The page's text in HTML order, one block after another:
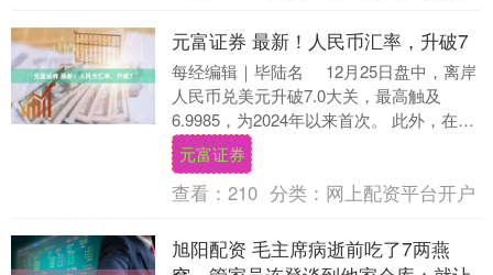
元富证券 最新！人民币汇率，升破7
每经编辑｜毕陆名 12月25日盘中，离岸
人民币兑美元升破7.0大关，最高触及
6.9985，为2024年以来首次。 此外，在岸
人民币兑美元升破7.01关口....
元富证券
查看： 210 分类： 网上配资平台开户
旭阳配资 毛主席病逝前吃了7两燕